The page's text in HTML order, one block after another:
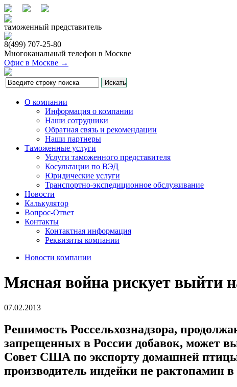
таможенный представитель
8(499) 707-25-80
Многоканальный телефон в Москве
Офис в Москве →
О компании
Информация о компании
Наши сотрудники
Обратная связь и рекомендации
Наши партнеры
Таможенные услуги
Услуги таможенного представителя
Косультации по ВЭД
Юридические услуги
Транспортно-экспедиционное обслуживание
Новости
Калькулятор
Вопрос-Ответ
Контакты
Контактная информация
Реквизиты компании
Новости компании
Мясная война рискует выйти
07.02.2013
Решимость Россельхознадзора,
запрещенных в России добавок, может
Совет США по экспорту домашней
производитель индейки не рактопамин